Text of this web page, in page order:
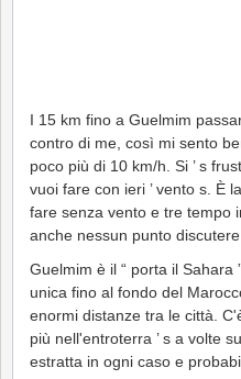
I 15 km fino a Guelmim
contro di me, così mi sento
poco più di 10 km/h. Si ’ s
vuoi fare con ieri ’ vento s. È
fare senza vento e tre tempo
anche nessun punto discutere
Guelmim è il “ porta il Sahara
unica fino al fondo del
enormi distanze tra le città.
più nell'entroterra ’ s a volte
estratta in ogni caso e